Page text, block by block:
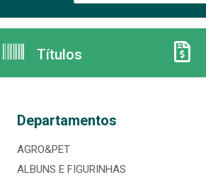
Títulos
Departamentos
AGRO&PET
ALBUNS E FIGURINHAS